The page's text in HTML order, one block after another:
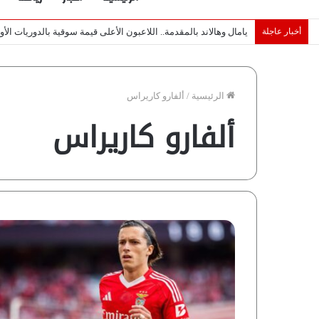
أخبار عاجلة خبراء لـ”شبكة رؤية”: «اتفاق مكة» يغيّر قواعد اللعبة بالشرق
الرئيسية / ألفارو كاريراس
ألفارو كاريراس